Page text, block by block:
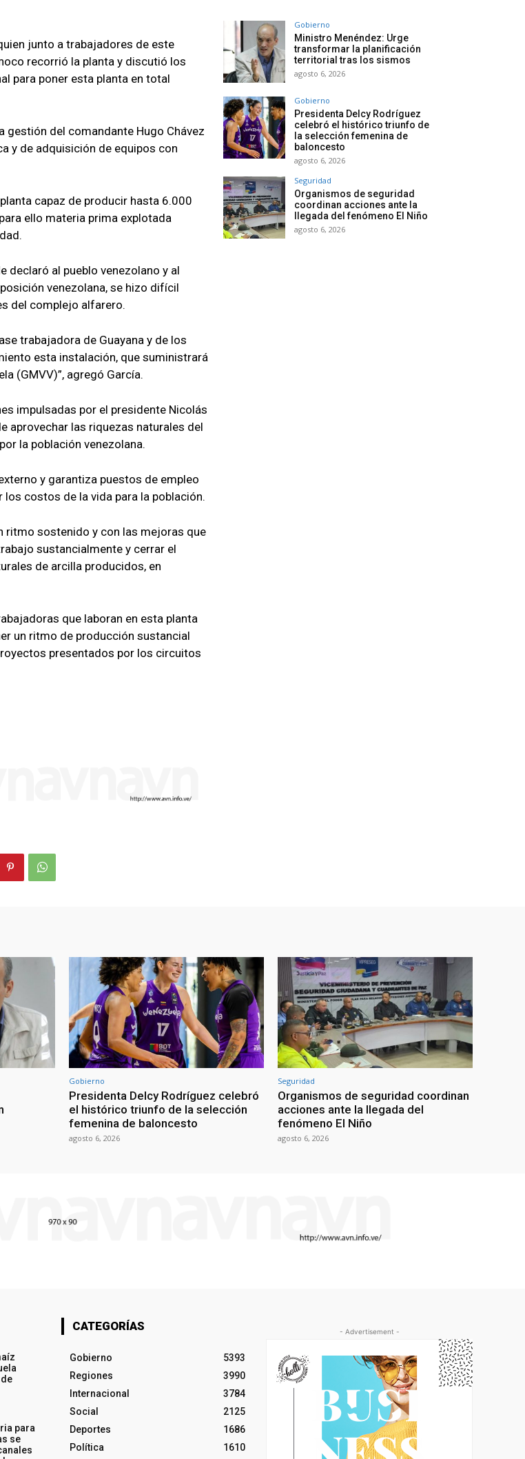
junto a trabajadores de este
recorrió la planta y discutió los
para poner esta planta en total
del comandante Hugo Chávez
y de adquisición de equipos con
capaz de producir hasta 6.000
ello materia prima explotada
declaró al pueblo venezolano y al
venezolana, se hizo difícil
del complejo alfarero.
trabajadora de Guayana y de los
esta instalación, que suministrará
(GMVV)”, agregó García.
impulsadas por el presidente Nicolás
aprovechar las riquezas naturales del
la población venezolana.
y garantiza puestos de empleo
costos de la vida para la población.
ritmo sostenido y con las mejoras que
sustancialmente y cerrar el
de arcilla producidos, en
que laboran en esta planta
un ritmo de producción sustancial
presentados por los circuitos
Gobierno
Ministro Menéndez: Urge
transformar la planificación
territorial tras los sismos
agosto 6, 2026
Gobierno
Presidenta Delcy Rodríguez
celebró el histórico triunfo de
la selección femenina de
baloncesto
agosto 6, 2026
Seguridad
Organismos de seguridad
coordinan acciones ante la
llegada del fenómeno El Niño
agosto 6, 2026
Gobierno
Presidenta Delcy Rodríguez celebró
el histórico triunfo de la selección
femenina de baloncesto
agosto 6, 2026
Seguridad
Organismos de seguridad coordinan
acciones ante la llegada del
fenómeno El Niño
agosto 6, 2026
para
se
CATEGORÍAS
Gobierno
5393
Regiones
3990
Internacional
3784
Social
2125
Deportes
1686
Política
1610
- Advertisement -